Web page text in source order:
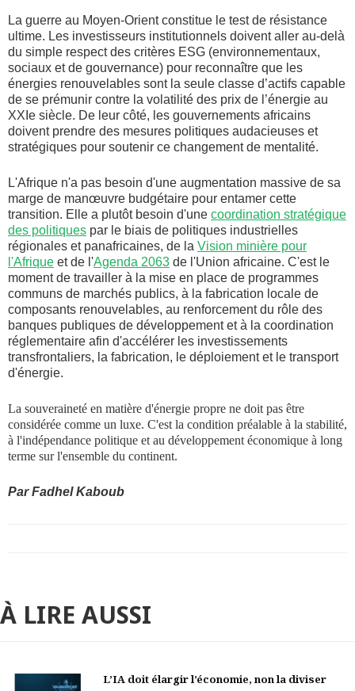
La guerre au Moyen-Orient constitue le test de résistance
ultime. Les investisseurs institutionnels doivent aller au-delà
du simple respect des critères ESG (environnementaux,
sociaux et de gouvernance) pour reconnaître que les
énergies renouvelables sont la seule classe d’actifs capable
de se prémunir contre la volatilité des prix de l’énergie au
XXIe siècle. De leur côté, les gouvernements africains
doivent prendre des mesures politiques audacieuses et
stratégiques pour soutenir ce changement de mentalité.
L'Afrique n'a pas besoin d'une augmentation massive de sa
marge de manœuvre budgétaire pour entamer cette
transition. Elle a plutôt besoin d'une coordination stratégique
des politiques par le biais de politiques industrielles
régionales et panafricaines, de la Vision minière pour
l'Afrique et de l'Agenda 2063 de l'Union africaine. C'est le
moment de travailler à la mise en place de programmes
communs de marchés publics, à la fabrication locale de
composants renouvelables, au renforcement du rôle des
banques publiques de développement et à la coordination
réglementaire afin d'accélérer les investissements
transfrontaliers, la fabrication, le déploiement et le transport
d'énergie.
La souveraineté en matière d'énergie propre ne doit pas être
considérée comme un luxe. C'est la condition préalable à la stabilité,
à l'indépendance politique et au développement économique à long
terme sur l'ensemble du continent.
Par Fadhel Kaboub
À LIRE AUSSI
L’IA doit élargir l’économie, non la diviser